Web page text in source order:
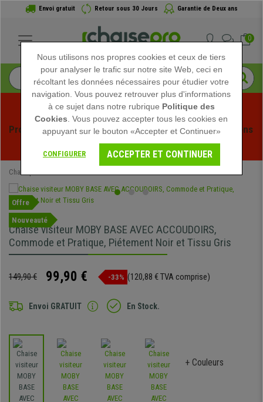
Envoi gratuit Retour sous 30 Jours Garantie de Deux ans
0
Profitez des soldes d'été chez Chaisepro ! Des réductions
exclusives pour une durée limitée - Voir l'offre
Chaisepro
Offre
Nouveauté
Chaise visiteur MOBY BASE AVEC ACCOUDOIRS,
Commode et Pratique, Piétement Noir et Tissu Gris
149,90 € 99,90 € -33% (120,88 € TVA comprise)
Envoi GRATUIT En Stock.
+ Couleurs
Nous utilisons nos propres cookies et ceux de tiers
pour analyser le trafic sur notre site Web, ceci en
récoltant les données nécessaires pour étudier votre
navigation. Vous pouvez retrouver plus d'informations
à ce sujet dans notre rubrique Politique des
Cookies . Vous pouvez accepter tous les cookies en
appuyant sur le bouton «Accepter et Continuer»
CONFIGURER ACCEPTER ET CONTINUER